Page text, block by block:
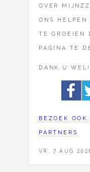
OVER
ONS HELPEN
TE GROEIEN
PAGINA TE
DANK U WEL!
BEZOEK
PARTNERS
VR, 7 AUG